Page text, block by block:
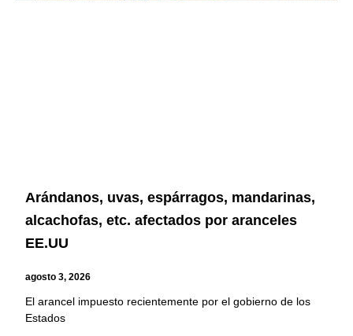
Arándanos, uvas, espárragos, mandarinas,
alcachofas, etc. afectados por aranceles
EE.UU
agosto 3, 2026
El arancel impuesto recientemente por el gobierno de los
Estados